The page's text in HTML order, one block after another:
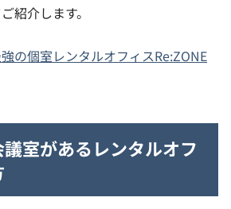
紹介します。
の個室レンタルオフィスRe:ZONE
室があるレンタルオフ